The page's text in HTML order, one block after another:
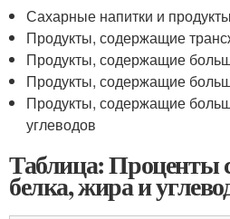
Сахарные напитки и продукты
Продукты, содержащие
Продукты, содержащие
Продукты, содержащие
Продукты, содержащие
углеводов
Таблица: Проценты
белка, жира и